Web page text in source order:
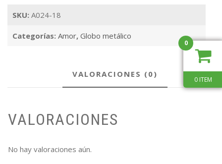
cantidad
SKU: A024-18
Categorías: Amor, Globo metálico
VALORACIONES (0)
VALORACIONES
No hay valoraciones aún.
0
0 ITEM